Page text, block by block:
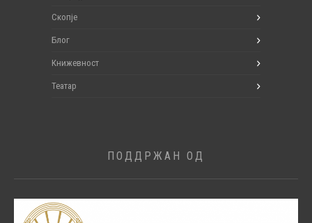
Скопје
Блог
Книжевност
Театар
ПОДДРЖАН ОД